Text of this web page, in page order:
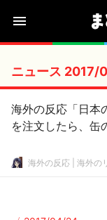
ニュース 2017/
海外の反応「日本
を注文したら、缶
海外の反応 | 海外の